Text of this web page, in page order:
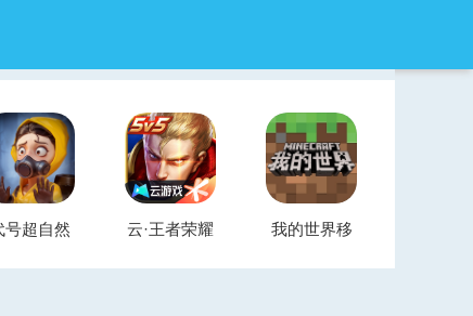
号超自然
方正版
云·王者荣耀
云游戏
我的世界移
动版